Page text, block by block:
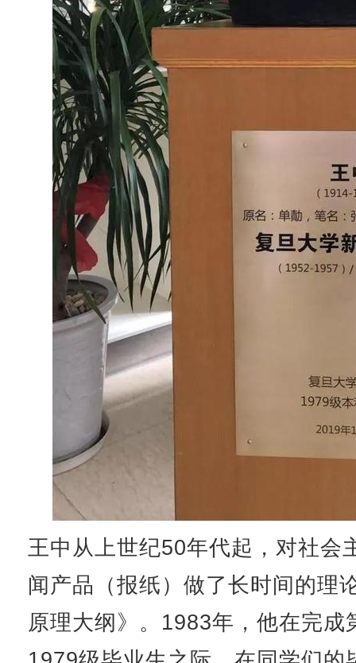
王中从上世纪50年代起，对社会
闻产品（报纸）做了长时间的理
原理大纲》。1983年，他在完